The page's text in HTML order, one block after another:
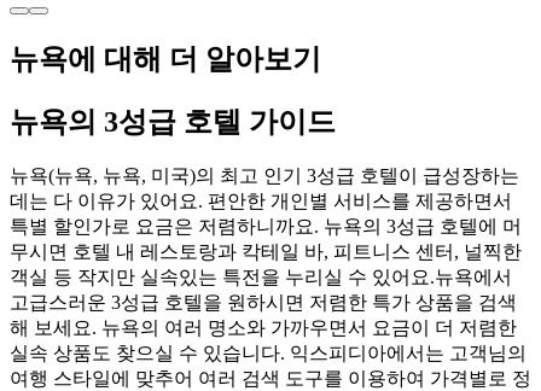
뉴욕에 대해 더 알아보기
뉴욕의 3성급 호텔 가이드
뉴욕(뉴욕, 뉴욕, 미국)의 최고 인기 3성급 호텔이 급성장하는
데는 다 이유가 있어요. 편안한 개인별 서비스를 제공하면서
특별 할인가로 요금은 저렴하니까요. 뉴욕의 3성급 호텔에 머
무시면 호텔 내 레스토랑과 칵테일 바, 피트니스 센터, 널찍한
객실 등 작지만 실속있는 특전을 누리실 수 있어요.뉴욕에서
고급스러운 3성급 호텔을 원하시면 저렴한 특가 상품을 검색
해 보세요. 뉴욕의 여러 명소와 가까우면서 요금이 더 저렴한
실속 상품도 찾으실 수 있습니다. 익스피디아에서는 고객님의
여행 스타일에 맞추어 여러 검색 도구를 이용하여 가격별로 정